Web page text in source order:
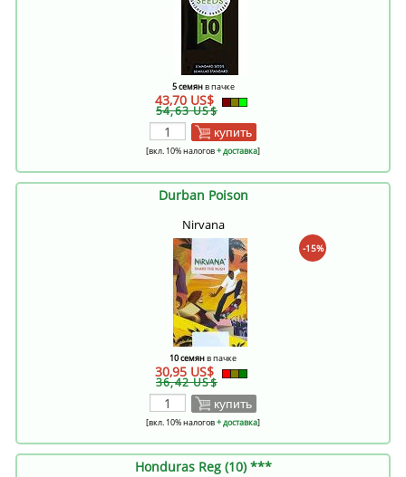
5 семянв пачке
43,70 US$
54,63 US$
купить
[вкл. 10% налогов+ доставка]
Durban Poison
Nirvana
-15%
10 семянв пачке
30,95 US$
36,42 US$
купить
[вкл. 10% налогов+ доставка]
Honduras Reg (10) ***